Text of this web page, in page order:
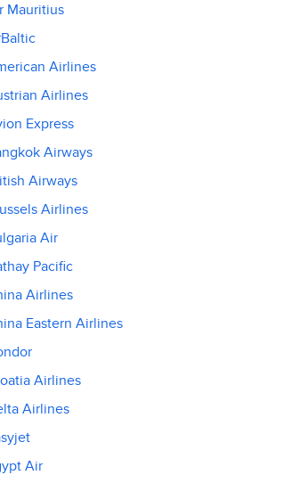
Mauritius
Airlines
Airlines
Express
Airways
Airways
Airlines
Air
Pacific
Airlines
Eastern Airlines
Airlines
Airlines
Air